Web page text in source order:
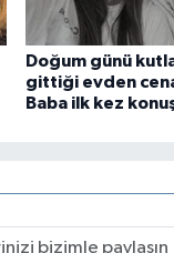
Doğum günü
gittiği evden
Baba ilk kez